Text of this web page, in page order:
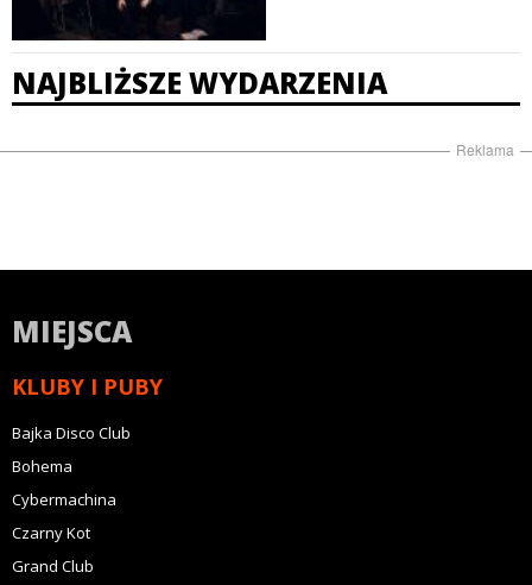
NAJBLIŻSZE WYDARZENIA
Reklama
MIEJSCA
KLUBY I PUBY
Bajka Disco Club
Bohema
Cybermachina
Czarny Kot
Grand Club